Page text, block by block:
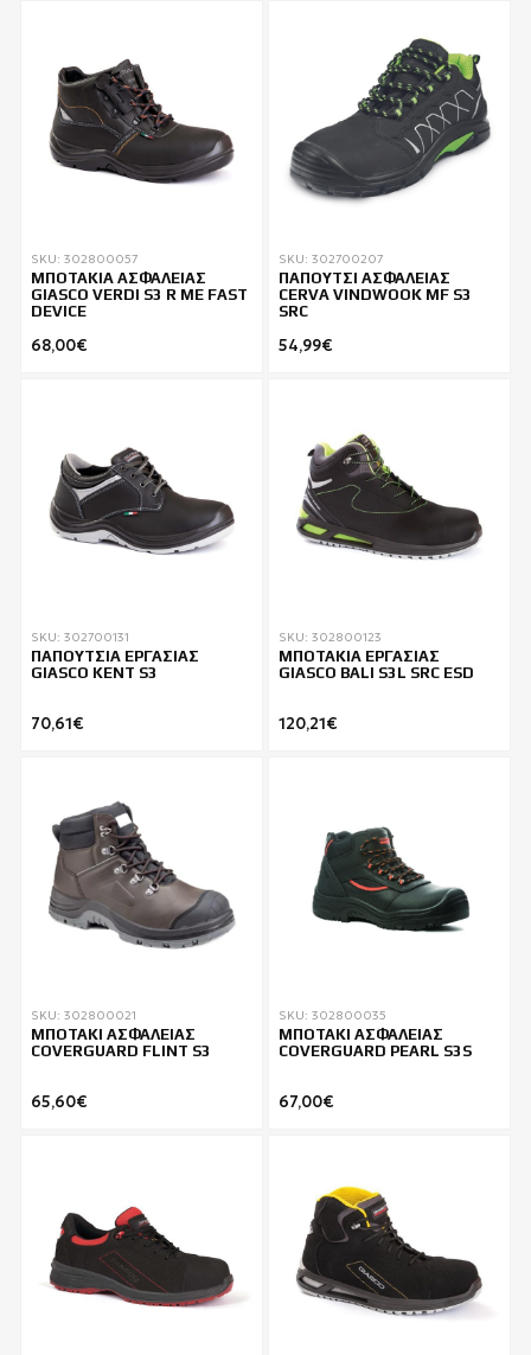
SKU: 302800057
ΜΠΟΤΑΚΙΑ ΑΣΦΑΛΕΙΑΣ
GIASCO VERDI S3 R ΜΕ FAST
DEVICE
68,00€
SKU: 302700207
ΠΑΠΟΥΤΣΙ ΑΣΦΑΛΕΙΑΣ
CERVA VINDWOOK MF S3
SRC
54,99€
SKU: 302700131
ΠΑΠΟΥΤΣΙΑ ΕΡΓΑΣΙΑΣ
GIASCO KENT S3
70,61€
SKU: 302800123
ΜΠΟΤΑΚΙΑ ΕΡΓΑΣΙΑΣ
GIASCO BALI S3L SRC ESD
120,21€
SKU: 302800021
ΜΠΟΤΑΚΙ ΑΣΦΑΛΕΙΑΣ
COVERGUARD FLINT S3
65,60€
SKU: 302800035
ΜΠΟΤΑΚΙ ΑΣΦΑΛΕΙΑΣ
COVERGUARD PEARL S3S
67,00€